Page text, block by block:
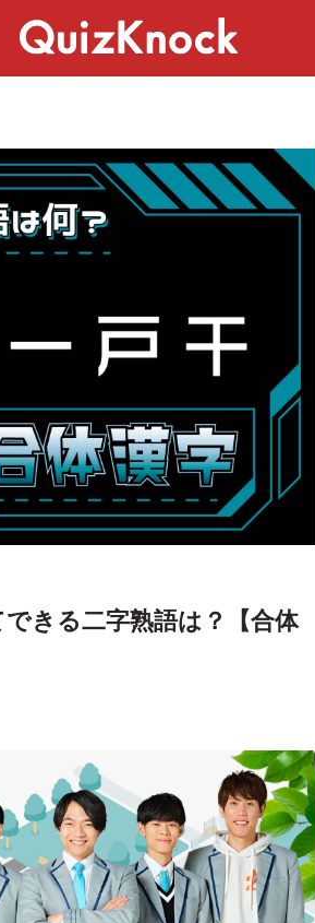
きる二字熟語は？【合体